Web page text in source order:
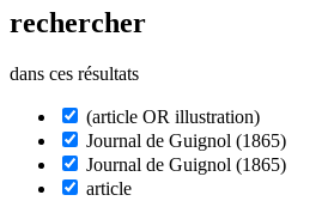
rechercher
dans ces résultats
(article OR illustration)
Journal de Guignol (1865)
Journal de Guignol (1865)
article